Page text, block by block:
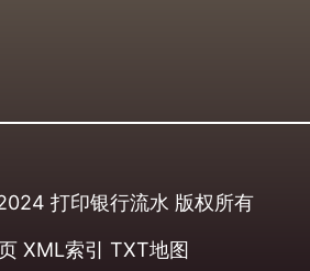
打印银行流水 版权所有
XML索引 TXT地图